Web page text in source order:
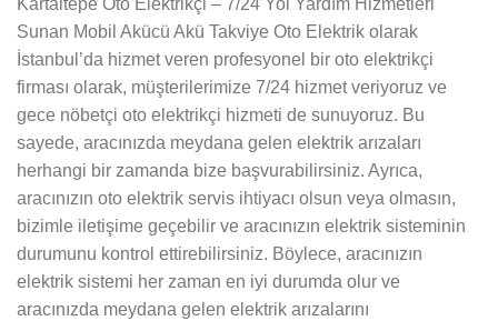
Kartaltepe Oto Elektrikçi – 7/24 Yol Yardım Hizmetleri
Sunan Mobil Akücü Akü Takviye Oto Elektrik olarak
İstanbul’da hizmet veren profesyonel bir oto elektrikçi
firması olarak, müşterilerimize 7/24 hizmet veriyoruz ve
gece nöbetçi oto elektrikçi hizmeti de sunuyoruz. Bu
sayede, aracınızda meydana gelen elektrik arızaları
herhangi bir zamanda bize başvurabilirsiniz. Ayrıca,
aracınızın oto elektrik servis ihtiyacı olsun veya olmasın,
bizimle iletişime geçebilir ve aracınızın elektrik sisteminin
durumunu kontrol ettirebilirsiniz. Böylece, aracınızın
elektrik sistemi her zaman en iyi durumda olur ve
aracınızda meydana gelen elektrik arızalarını